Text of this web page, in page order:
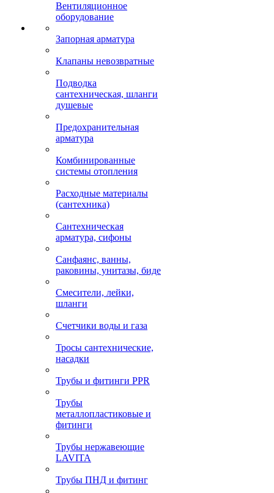
Вентиляционное
оборудование
Запорная арматура
Клапаны невозвратные
Подводка
сантехническая, шланги
душевые
Предохранительная
арматура
Комбинированные
системы отопления
Расходные материалы
(сантехника)
Сантехническая
арматура, сифоны
Санфаянс, ванны,
раковины, унитазы, биде
Смесители, лейки,
шланги
Счетчики воды и газа
Тросы сантехнические,
насадки
Трубы и фитинги PPR
Трубы
металлопластиковые и
фитинги
Трубы нержавеющие
LAVITA
Трубы ПНД и фитинг